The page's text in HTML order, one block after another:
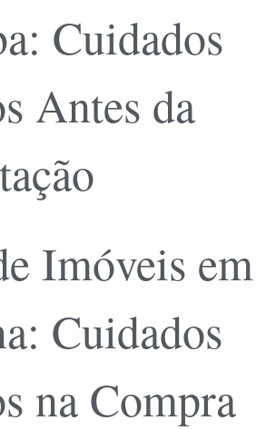
Cuidados
Antes da
Imóveis em
Cuidados
na Compra